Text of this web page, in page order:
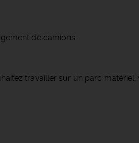
de camions.
travailler sur un parc matériel,